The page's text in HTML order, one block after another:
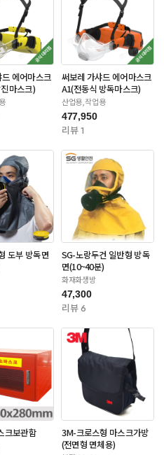
에어마스크
마스크)
써보레 가샤드 에어마스크
A1(전동식 방독마스크)
산업용,작업용
477,950
리뷰 1
도부 방독면
SG-노랑두건 일반형 방독
면(10~40분)
화재화생방
47,300
리뷰 6
크보관함
3M-크로스형 마스크가방
(전면형 면체용)